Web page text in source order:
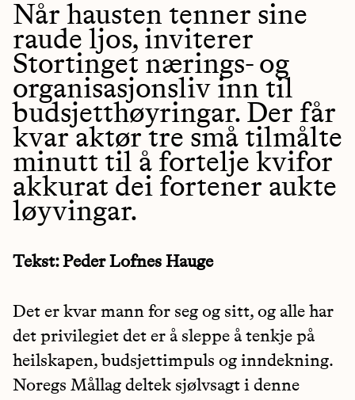
Når hausten tenner sine
raude ljos, inviterer
Stortinget nærings- og
organisasjonsliv inn til
budsjetthøyringar. Der får
kvar aktør tre små tilmålte
minutt til å fortelje kvifor
akkurat dei fortener aukte
løyvingar.
Tekst: Peder Lofnes Hauge
Det er kvar mann for seg og sitt, og alle har
det privilegiet det er å sleppe å tenkje på
heilskapen, budsjettimpuls og inndekning.
Noregs Mållag deltek sjølvsagt i denne